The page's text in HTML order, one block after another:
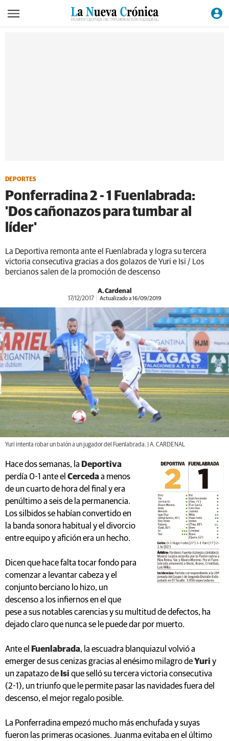
DEPORTES
Ponferradina 2 - 1 Fuenlabrada:
'Dos cañonazos para tumbar al
líder'
La Deportiva remonta ante el Fuenlabrada y logra su tercera
victoria consecutiva gracias a dos golazos de Yuri e Isi / Los
bercianos salen de la promoción de descenso
A. Cardenal
17/12/2017 Actualizado a 16/09/2019
Yuri intenta robar un balón a un jugador del Fuenlabrada. | A. CARDENAL
Hace dos semanas, la Deportiva
perdía 0-1 ante el Cercedaa menos
de un cuarto de hora del final y era
penúltimo a seis de la permanencia.
Los silbidos se habían convertido en
la banda sonora habitual y el divorcio
entre equipo y afición era un hecho.
Dicen que hace falta tocar fondo para
comenzar a levantar cabeza y el
conjunto berciano lo hizo, un
descenso a los infiernos en el que
pese a sus notables carencias y su multitud de defectos, ha
dejado claro que nunca se le puede dar por muerto.
Ante el Fuenlabrada, la escuadra blanquiazul volvió a
emerger de sus cenizas gracias al enésimo milagro deYuri y
un zapatazo de Isi que selló su tercera victoria consecutiva
(2-1), un triunfo que le permite pasar las navidades fuera del
descenso, el mejor regalo posible.
La Ponferradina empezó mucho más enchufada y suyas
fueron las primeras ocasiones. Juanma evitaba en el último